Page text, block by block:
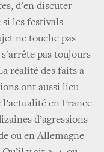
d'en discuter
si les festivals
ne touche pas
s'arrête pas toujours
réalité des faits a
ont aussi lieu
l’actualité en France
d’agressions
ou en Allemagne